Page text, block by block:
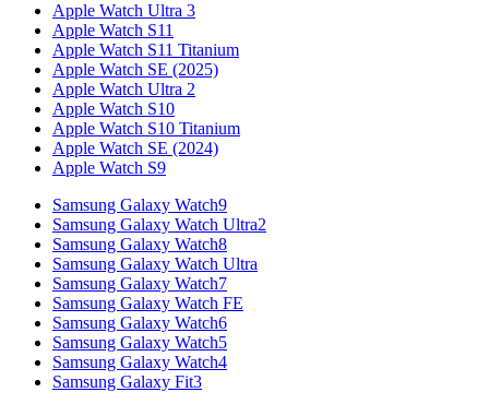
Apple Watch Ultra 3
Apple Watch S11
Apple Watch S11 Titanium
Apple Watch SE (2025)
Apple Watch Ultra 2
Apple Watch S10
Apple Watch S10 Titanium
Apple Watch SE (2024)
Apple Watch S9
Samsung Galaxy Watch9
Samsung Galaxy Watch Ultra2
Samsung Galaxy Watch8
Samsung Galaxy Watch Ultra
Samsung Galaxy Watch7
Samsung Galaxy Watch FE
Samsung Galaxy Watch6
Samsung Galaxy Watch5
Samsung Galaxy Watch4
Samsung Galaxy Fit3